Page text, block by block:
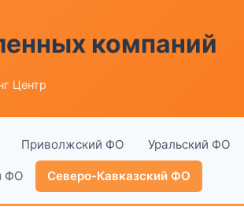
компаний
Центр
Приволжский ФО Уральский ФО
ФО Северо-Кавказский ФО